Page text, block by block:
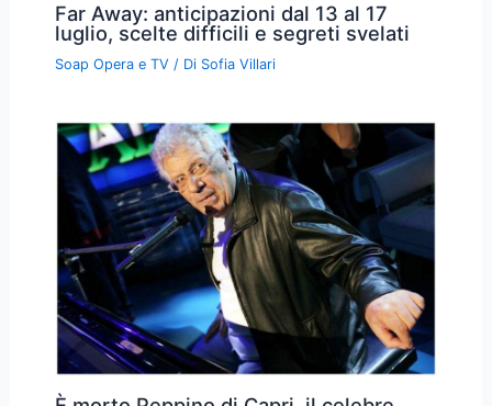
Far Away: anticipazioni dal 13 al 17
luglio, scelte difficili e segreti svelati
Soap Opera e TV / Di Sofia Villari